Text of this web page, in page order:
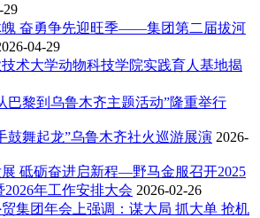
29
魄 奋勇争先迎旺季——集团第二届拔河
04-29
术大学动物科技学院实践育人基地揭
黎到乌鲁木齐主题活动”隆重举行
鼓舞起龙”乌鲁木齐社火巡游展演 2026-
砥砺奋进启新程—野马金服召开2025
年工作安排大会 2026-02-26
集团年会上强调：谋大局 抓大单 抢机